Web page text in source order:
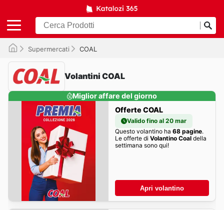
Supermercati COAL
Volantini COAL
Miglior affare del giorno
Offerte COAL
Valido fino al 20 mar
Questo volantino ha 68 pagine.
Le offerte di Volantino Coaldella
settimana sono qui!
Apri volantino